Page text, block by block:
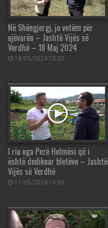
Në Shëngjergj, jo vetëm për
ujëvarën – Jashtë Vijës së
Verdhë – 18 Maj 2024
18/05/2024 13:50
I riu nga Pezë Helmësi që i
është dedikuar bletëve – Jashtë
Vijës së Verdhë
11/05/2024 13:50